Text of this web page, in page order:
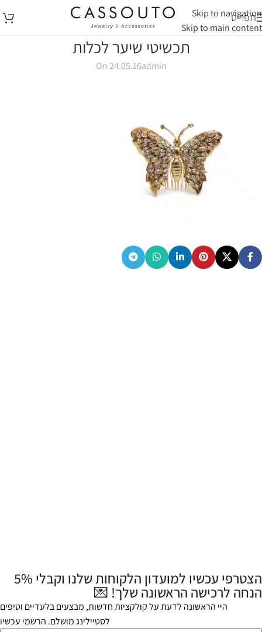
Skip to navigation
Skip to main content
תפריט
תכשיטי שיער לכלות
admin
On 24.05.16
הצטרפי עכשיו למועדון הלקוחות שלנו וקבלי 5%
הנחה לרכישה הראשונה שלך! 💌
היי הראשונה לדעת על קולקציות חדשות, מבצעים בלעדיים וטיפים
לסטיילינג מושלם. הרשמי עכשיו